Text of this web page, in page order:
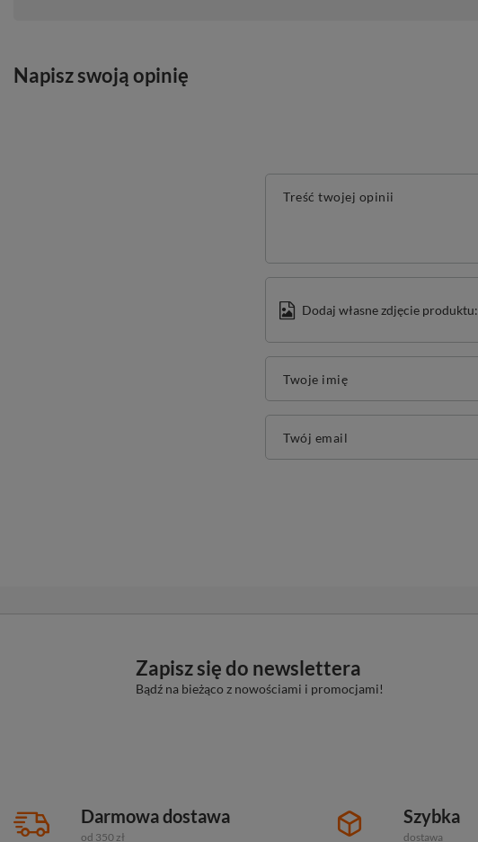
Napisz swoją opinię
Treść twojej opinii
Dodaj własne zdjęcie produktu:
Twoje imię
Twój email
Zapisz się do newslettera
Bądź na bieżąco z nowościami i promocjami!
Darmowa dostawa
od 350 zł
Szybka
dostawa